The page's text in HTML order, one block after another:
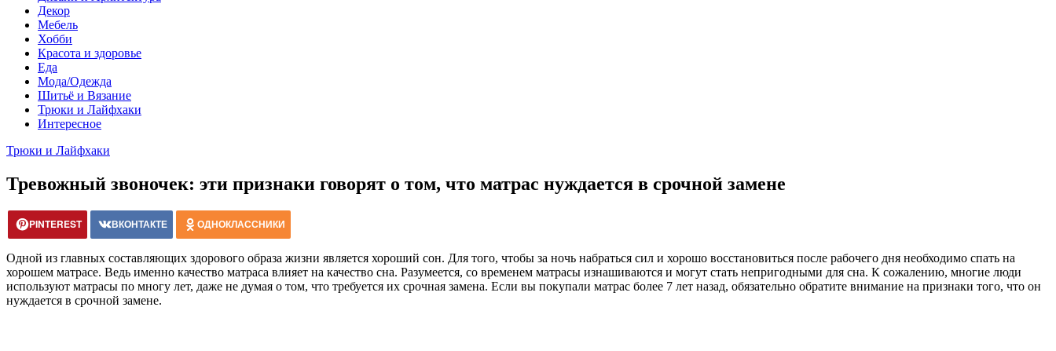
Декор
Мебель
Хобби
Красота и здоровье
Еда
Мода/Одежда
Шитьё и Вязание
Трюки и Лайфхаки
Интересное
Трюки и Лайфхаки
Тревожный звоночек: эти признаки говорят о том, что матрас нуждается в срочной замене
PINTEREST ВКОНТАКТЕ ОДНОКЛАССНИКИ
Одной из главных составляющих здорового образа жизни является хороший сон. Для того, чтобы за ночь набраться сил и хорошо восстановиться после рабочего дня необходимо спать на
хорошем матрасе. Ведь именно качество матраса влияет на качество сна. Разумеется, со временем матрасы изнашиваются и могут стать непригодными для сна. К сожалению, многие люди
используют матрасы по многу лет, даже не думая о том, что требуется их срочная замена. Если вы покупали матрас более 7 лет назад, обязательно обратите внимание на признаки того, что он
нуждается в срочной замене.